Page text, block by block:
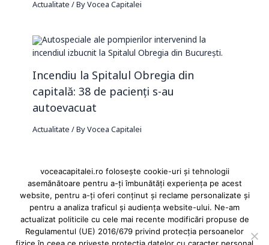
Actualitate / ByVocea Capitalei
Incendiu la Spitalul Obregia din
capitală: 38 de pacienți s-au
autoevacuat
Actualitate / ByVocea Capitalei
Reclame și advertoriale pe Vocea Capitalei
Powered byINFINITUS ADVERTISING
voceacapitalei.ro folosește cookie-uri și tehnologii
asemănătoare pentru a-ți îmbunătăți experiența pe acest
website, pentru a-ți oferi conținut și reclame personalizate și
pentru a analiza traficul și audiența website-ului. Ne-am
actualizat politicile cu cele mai recente modificări propuse de
Regulamentul (UE) 2016/679 privind protecția persoanelor